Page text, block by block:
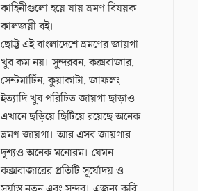
কাহিনীগুলো হয়ে যায় ভ্রমণ বিষয়ক
কালজয়ী বই।
ছোট্ট এই বাংলাদেশে ভ্রমণের জায়গা
খুব কম নয়। সুন্দরবন, কক্সবাজার,
সেন্টমার্টিন, কুয়াকাটা, জাফলং
ইত্যাদি খুব পরিচিত জায়গা ছাড়াও
এখানে ছড়িয়ে ছিটিয়ে রয়েছে অনেক
ভ্রমণ জায়গা। আর এসব জায়গার
দৃশ্যও অনেক মনোরম। যেমন
কক্সবাজারের প্রতিটি সূর্যোদয় ও